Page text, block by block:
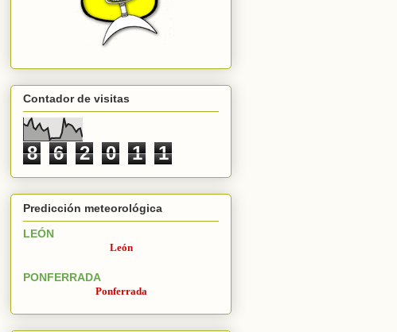
Contador de visitas
8 6 2 0 1 1
Predicción meteorológica
LEÓN
León
PONFERRADA
Ponferrada